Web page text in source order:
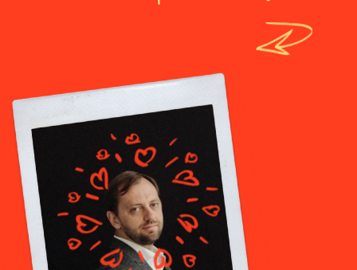
На какой
спектакль
Заячьего стона
нужно пойти
именно вам
Если еще не определились
с выбором спектакля, пройдите тест